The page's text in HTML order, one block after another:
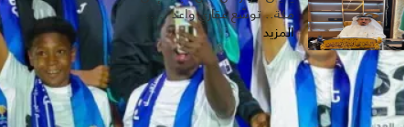
مكة.. توسّع عقاري واعد .....
المزيد
المرئيات